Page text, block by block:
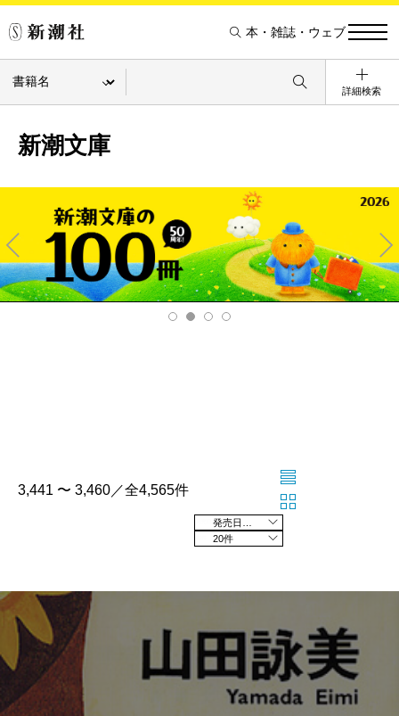
本・雑誌・ウェブ
詳細検索
新潮文庫
Pre
v
Ne
xt
3,441 〜 3,460／全4,565件
20件